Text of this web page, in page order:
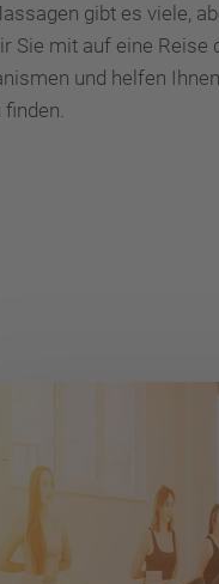
gibt es viele,
Sie mit auf eine Reise
und helfen